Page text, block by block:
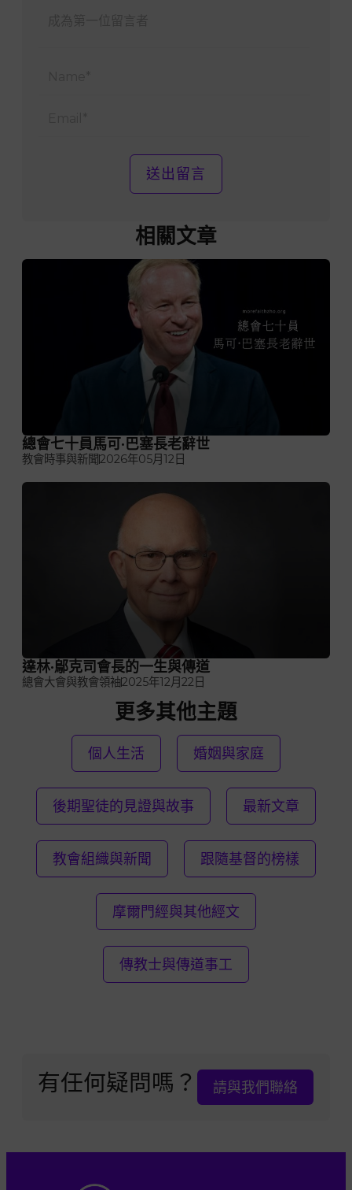
相關文章
總會七十員馬可·巴塞長老辭世
教會時事與新聞2026年05月12日
達林·鄔克司會長的一生與傳道
總會大會與教會領袖2025年12月22日
更多其他主題
個人生活 婚姻與家庭
後期聖徒的見證與故事 最新文章
教會組織與新聞 跟隨基督的榜樣
摩爾門經與其他經文
傳教士與傳道事工
有任何疑問嗎？ 請與我們聯絡